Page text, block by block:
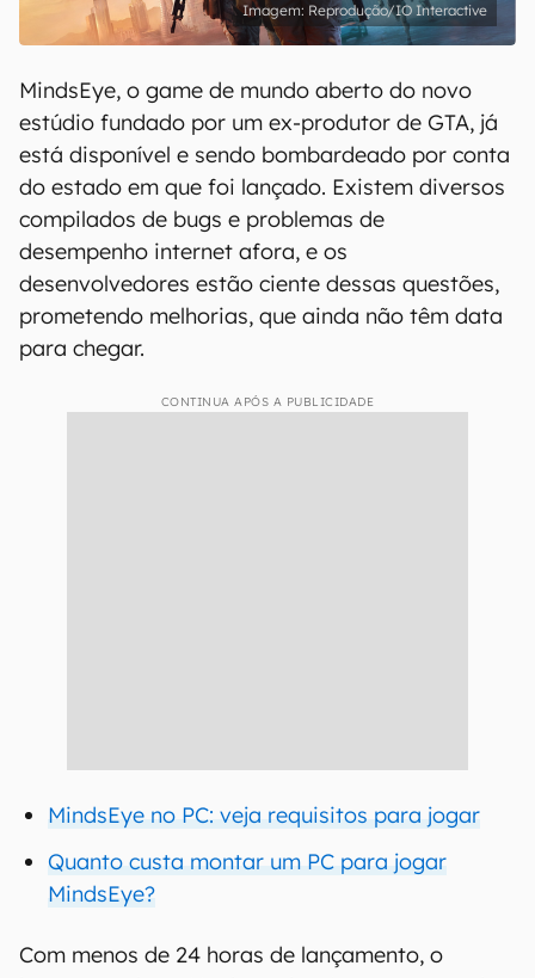
Reprodução/IO Interactive
MindsEye, o game de mundo aberto do novo
estúdio fundado por um ex-produtor de GTA, já
está disponível e sendo bombardeado por conta
do estado em que foi lançado. Existem diversos
compilados de bugs e problemas de
desempenho internet afora, e os
desenvolvedores estão ciente dessas questões,
prometendo melhorias, que ainda não têm data
para chegar.
CONTINUA APÓS A PUBLICIDADE
MindsEye no PC: veja requisitos para jogar
Quanto custa montar um PC para jogar
MindsEye?
Com menos de 24 horas de lançamento, o